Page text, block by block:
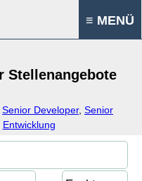
≡ MENÜ
Stellenangebote
Senior Developer, Senior
Entwicklung